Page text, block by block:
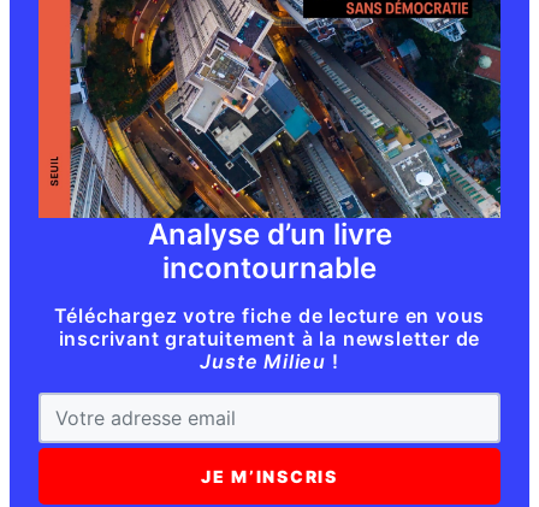
Analyse d’un livre
incontournable
Téléchargez votre fiche de lecture en vous
inscrivant gratuitement à la newsletter de
Juste Milieu !